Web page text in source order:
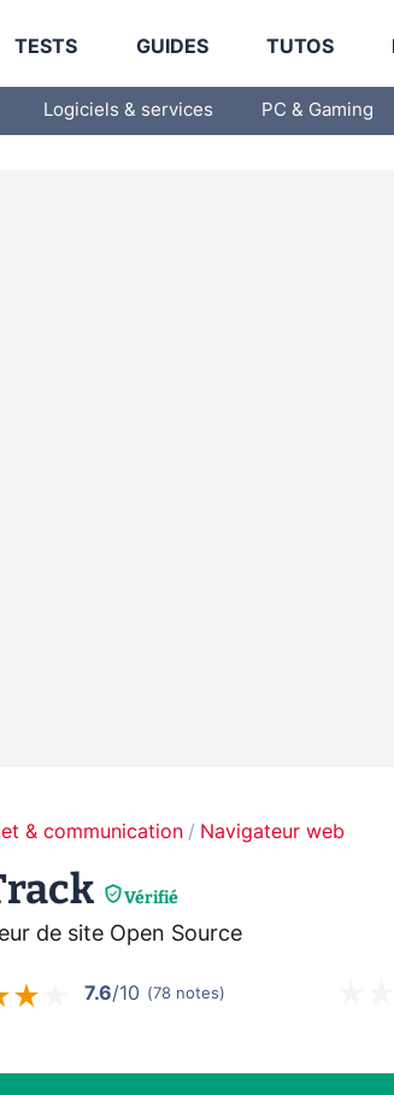
TESTS GUIDES TUTOS
Logiciels & services PC & Gaming
& communication Navigateur web
Vérifié
de site Open Source
7.6/10 (78 notes)